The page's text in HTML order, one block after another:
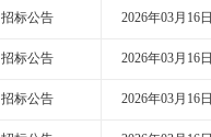
招标公告 2026年03月16日
招标公告 2026年03月16日
招标公告 2026年03月16日